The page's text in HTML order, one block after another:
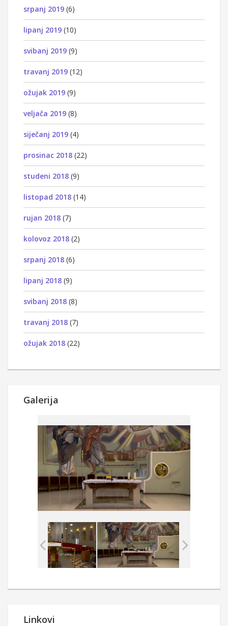
srpanj 2019 (6)
lipanj 2019 (10)
svibanj 2019 (9)
travanj 2019 (12)
ožujak 2019 (9)
veljača 2019 (8)
siječanj 2019 (4)
prosinac 2018 (22)
studeni 2018 (9)
listopad 2018 (14)
rujan 2018 (7)
kolovoz 2018 (2)
srpanj 2018 (6)
lipanj 2018 (9)
svibanj 2018 (8)
travanj 2018 (7)
ožujak 2018 (22)
Galerija
Linkovi